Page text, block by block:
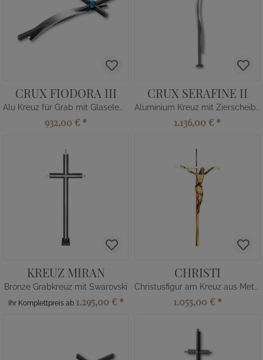
CRUX FIODORA III
Alu Kreuz für Grab mit Glaselement
932,00 € *
CRUX SERAFINE II
Aluminium Kreuz mit Zierscheibe
1.136,00 € *
KREUZ MIRAN
Bronze Grabkreuz mit Swarovski
Ihr Komplettpreis ab 1.295,00 € *
CHRISTI
Christusfigur am Kreuz aus Metall
1.055,00 € *